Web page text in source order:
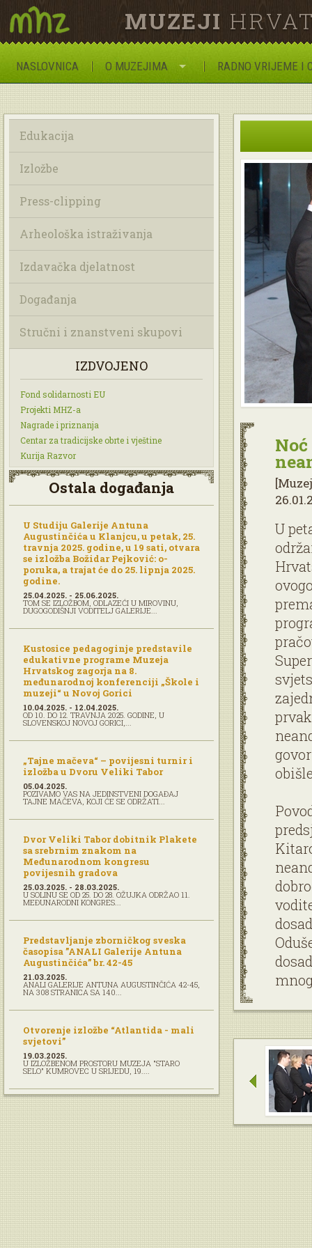
MUZEJI
NASLOVNICA O MUZEJIMA RADNO VRIJEME I
Edukacija
Izložbe
Press-clipping
Arheološka istraživanja
Izdavačka djelatnost
Događanja
Stručni i znanstveni skupovi
IZDVOJENO
Fond solidarnosti EU
Projekti MHZ-a
Nagrade i priznanja
Centar za tradicijske obrte i vještine
Kurija Razvor
Ostala događanja
U Studiju Galerije Antuna
Augustinčića u Klanjcu, u petak, 25.
travnja 2025. godine, u 19 sati, otvara
se izložba Božidar Pejković: o-
poruka, a trajat će do 25. lipnja 2025.
godine.
25.04.2025. - 25.06.2025.
TOM SE IZLOŽBOM, ODLAZEĆI U MIROVINU,
DUGOGODIŠNJI VODITELJ GALERIJE...
Kustosice pedagoginje predstavile
edukativne programe Muzeja
Hrvatskog zagorja na 8.
međunarodnoj konferenciji „Škole i
muzeji“ u Novoj Gorici
10.04.2025. - 12.04.2025.
OD 10. DO 12. TRAVNJA 2025. GODINE, U
SLOVENSKOJ NOVOJ GORICI,...
„Tajne mačeva“ – povijesni turnir i
izložba u Dvoru Veliki Tabor
05.04.2025.
POZIVAMO VAS NA JEDINSTVENI DOGAĐAJ
TAJNE MAČEVA, KOJI ĆE SE ODRŽATI...
Dvor Veliki Tabor dobitnik Plakete
sa srebrnim znakom na
Međunarodnom kongresu
povijesnih gradova
25.03.2025. - 28.03.2025.
U SOLINU SE OD 25. DO 28. OŽUJKA ODRŽAO 11.
MEĐUNARODNI KONGRES...
Predstavljanje zborničkog sveska
časopisa ”ANALI Galerije Antuna
Augustinčića” br. 42-45
21.03.2025.
ANALI GALERIJE ANTUNA AUGUSTINČIĆA 42-45,
NA 308 STRANICA SA 140...
Otvorenje izložbe “Atlantida - mali
svjetovi”
19.03.2025.
U IZLOŽBENOM PROSTORU MUZEJA "STARO
SELO" KUMROVEC U SRIJEDU, 19....
U